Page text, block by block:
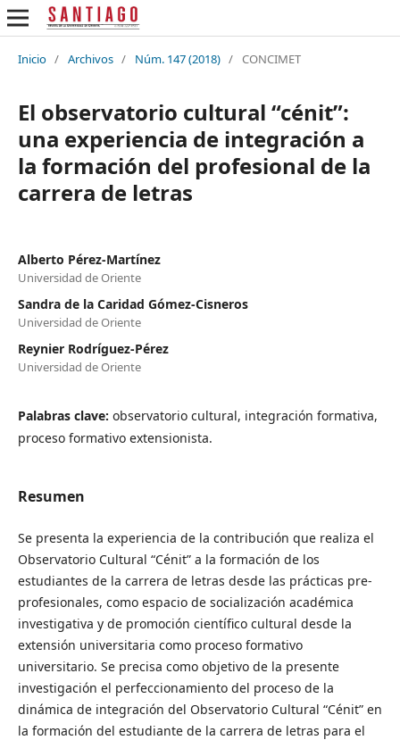
Inicio / Archivos / Núm. 147 (2018) / CONCIMET
El observatorio cultural “cénit”:
una experiencia de integración a
la formación del profesional de la
carrera de letras
Alberto Pérez-Martínez
Universidad de Oriente
Sandra de la Caridad Gómez-Cisneros
Universidad de Oriente
Reynier Rodríguez-Pérez
Universidad de Oriente
Palabras clave: observatorio cultural, integración formativa,
proceso formativo extensionista.
Resumen
Se presenta la experiencia de la contribución que realiza el
Observatorio Cultural “Cénit” a la formación de los
estudiantes de la carrera de letras desde las prácticas pre-
profesionales, como espacio de socialización académica
investigativa y de promoción científico cultural desde la
extensión universitaria como proceso formativo
universitario. Se precisa como objetivo de la presente
investigación el perfeccionamiento del proceso de la
dinámica de integración del Observatorio Cultural “Cénit” en
la formación del estudiante de la carrera de letras para el